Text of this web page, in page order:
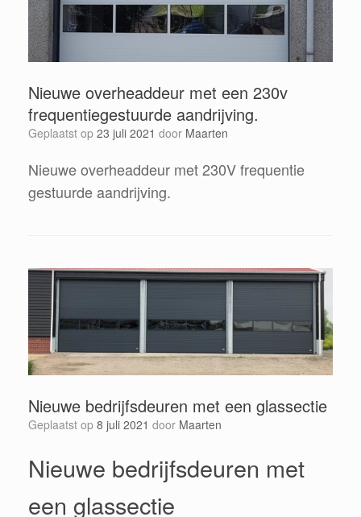
Nieuwe overheaddeur met een 230v
frequentiegestuurde aandrijving.
Geplaatst op 23 juli 2021 door Maarten
Nieuwe overheaddeur met 230V frequentie
gestuurde aandrijving.
Nieuwe bedrijfsdeuren met een glassectie
Geplaatst op 8 juli 2021 door Maarten
Nieuwe bedrijfsdeuren met
een glassectie